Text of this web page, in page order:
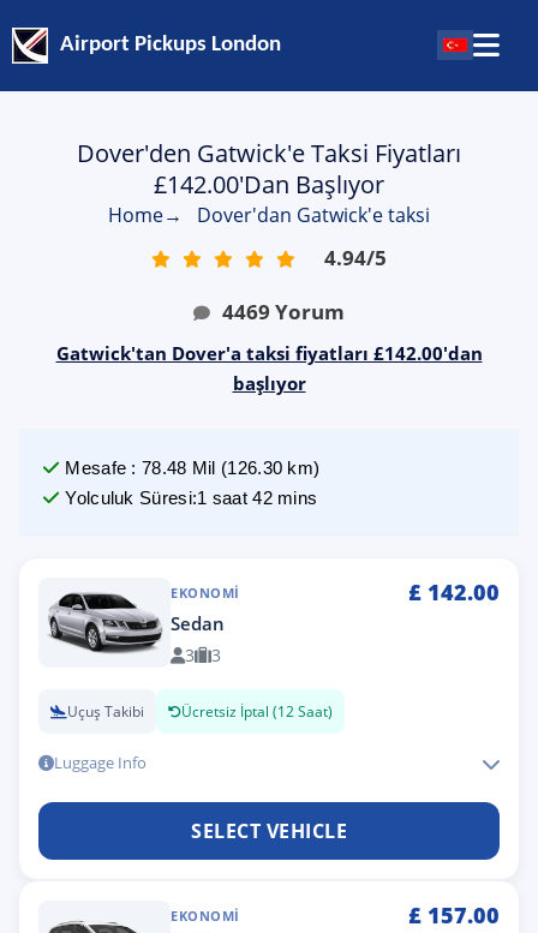
Airport Pickups London
Dover'den Gatwick'e Taksi Fiyatları
£142.00'dan Başlıyor
Home→ Dover'dan Gatwick'e taksi
4.94/5
4469 Yorum
Gatwick'tan Dover'a taksi fiyatları £142.00'dan
başlıyor
Mesafe :78.48 Mil (126.30 km)
Yolculuk Süresi:1 saat 42 mins
EKONOMI £ 142.00
Sedan
3 3
Uçuş Takibi Ücretsiz İptal (12 Saat)
Luggage Info
SELECT VEHICLE
EKONOMI £ 157.00